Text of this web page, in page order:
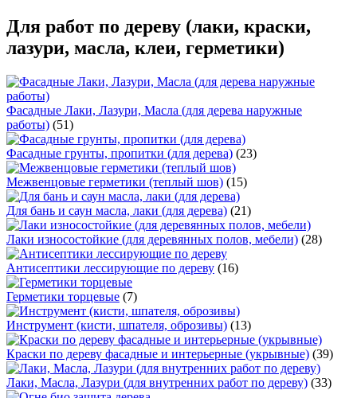
Для работ по дереву (лаки, краски,
лазури, масла, клеи, герметики)
Фасадные Лаки, Лазури, Масла (для дерева наружные
работы) (51)
Фасадные грунты, пропитки (для дерева) (23)
Межвенцовые герметики (теплый шов) (15)
Для бань и саун масла, лаки (для дерева) (21)
Лаки износостойкие (для деревянных полов, мебели) (28)
Антисептики лесcирующие по дереву (16)
Герметики торцевые (7)
Инструмент (кисти, шпателя, оброзивы) (13)
Краски по дереву фасадные и интерьерные (укрывные) (39)
Лаки, Масла, Лазури (для внутренних работ по дереву) (33)